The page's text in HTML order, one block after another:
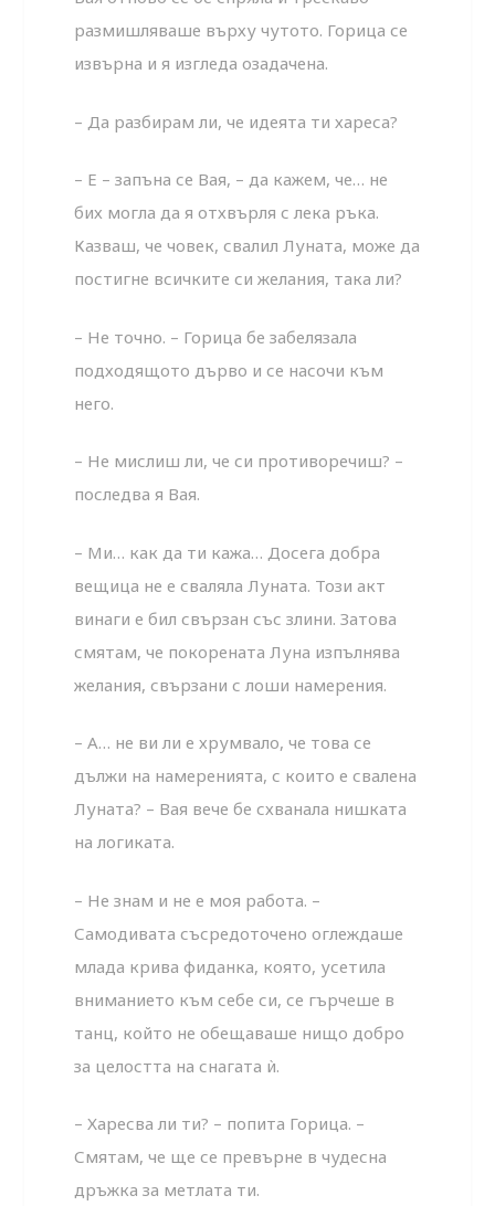
размишляваше върху чутото. Горица се
извърна и я изгледа озадачена.
– Да разбирам ли, че идеята ти хареса?
– Е – запъна се Вая, – да кажем, че… не
бих могла да я отхвърля с лека ръка.
Казваш, че човек, свалил Луната, може да
постигне всичките си желания, така ли?
– Не точно. – Горица бе забелязала
подходящото дърво и се насочи към
него.
– Не мислиш ли, че си противоречиш? –
последва я Вая.
– Ми… как да ти кажа… Досега добра
вещица не е сваляла Луната. Този акт
винаги е бил свързан със злини. Затова
смятам, че покорената Луна изпълнява
желания, свързани с лоши намерения.
– А… не ви ли е хрумвало, че това се
дължи на намеренията, с които е свалена
Луната? – Вая вече бе схванала нишката
на логиката.
– Не знам и не е моя работа. –
Самодивата съсредоточено оглеждаше
млада крива фиданка, която, усетила
вниманието към себе си, се гърчеше в
танц, който не обещаваше нищо добро
за целостта на снагата ѝ.
– Харесва ли ти? – попита Горица. –
Смятам, че ще се превърне в чудесна
дръжка за метлата ти.